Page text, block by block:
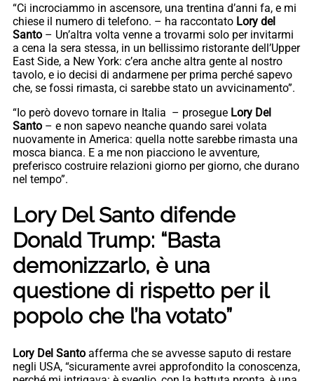
“Ci incrociammo in ascensore, una trentina d’anni fa, e mi
chiese il numero di telefono. – ha raccontato Lory del
Santo – Un’altra volta venne a trovarmi solo per invitarmi
a cena la sera stessa, in un bellissimo ristorante dell’Upper
East Side, a New York: c’era anche altra gente al nostro
tavolo, e io decisi di andarmene per prima perché sapevo
che, se fossi rimasta, ci sarebbe stato un avvicinamento”.
“Io però dovevo tornare in Italia – prosegue Lory Del
Santo – e non sapevo neanche quando sarei volata
nuovamente in America: quella notte sarebbe rimasta una
mosca bianca. E a me non piacciono le avventure,
preferisco costruire relazioni giorno per giorno, che durano
nel tempo”.
Lory Del Santo difende
Donald Trump: “Basta
demonizzarlo, è una
questione di rispetto per il
popolo che l’ha votato”
Lory Del Santo afferma che se avvesse saputo di restare
negli USA, “sicuramente avrei approfondito la conoscenza,